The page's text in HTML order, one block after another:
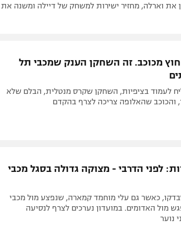
את וארלה, מחזיר ישירות למשחק של דיילה ומשנה את
חוץ מכוכב. זה השחקן הענק שמכבי תל
לעמוד בציפיות, השחקן שקרס מנטלית, הבלם שלא
והכוכב שהאלופה צריכה לצרף בהקדם
לפני הדרבי - מצוקה גדולה בסגל מכבי
כאשר גם עלי מוחמד קמארה, שנפצע מול מכבי
מול האדומים. במועדון נערכים לצרף לנסיעה
נוער